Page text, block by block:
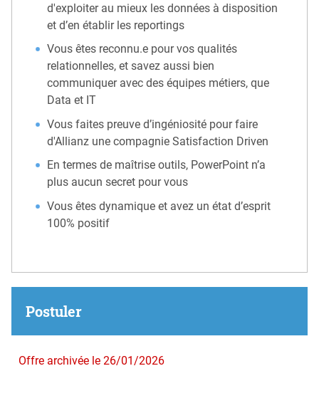
d'exploiter au mieux les données à disposition
et d’en établir les reportings
Vous êtes reconnu.e pour vos qualités
relationnelles, et savez aussi bien
communiquer avec des équipes métiers, que
Data et IT
Vous faites preuve d’ingéniosité pour faire
d'Allianz une compagnie Satisfaction Driven
En termes de maîtrise outils, PowerPoint n’a
plus aucun secret pour vous
Vous êtes dynamique et avez un état d’esprit
100% positif
Postuler
Offre archivée le 26/01/2026